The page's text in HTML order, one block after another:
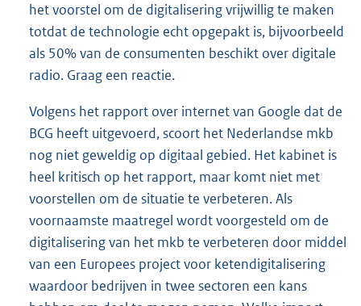
het voorstel om de digitalisering vrijwillig te maken
totdat de technologie echt opgepakt is, bijvoorbeeld
als 50% van de consumenten beschikt over digitale
radio. Graag een reactie.
Volgens het rapport over internet van Google dat de
BCG heeft uitgevoerd, scoort het Nederlandse mkb
nog niet geweldig op digitaal gebied. Het kabinet is
heel kritisch op het rapport, maar komt niet met
voorstellen om de situatie te verbeteren. Als
voornaamste maatregel wordt voorgesteld om de
digitalisering van het mkb te verbeteren door middel
van een Europees project voor ketendigitalisering
waardoor bedrijven in twee sectoren een kans